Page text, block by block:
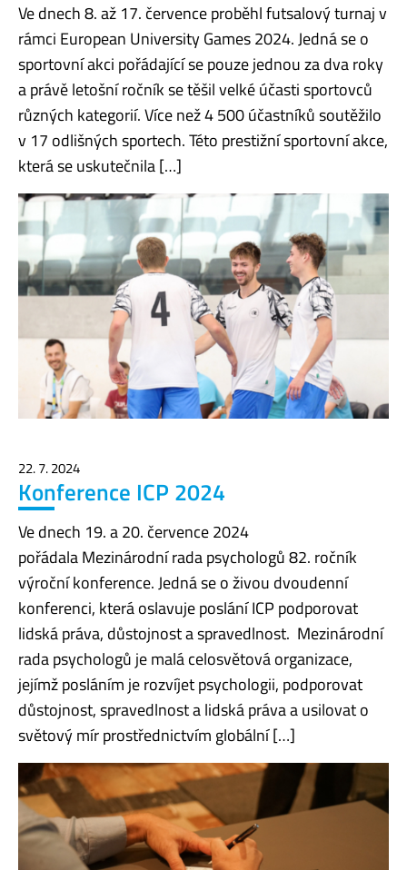
Ve dnech 8. až 17. července proběhl futsalový turnaj v
rámci European University Games 2024. Jedná se o
sportovní akci pořádající se pouze jednou za dva roky
a právě letošní ročník se těšil velké účasti sportovců
různých kategorií. Více než 4 500 účastníků soutěžilo
v 17 odlišných sportech. Této prestižní sportovní akce,
která se uskutečnila […]
22. 7. 2024
Konference ICP 2024
Ve dnech 19. a 20. července 2024
pořádala Mezinárodní rada psychologů 82. ročník
výroční konference. Jedná se o živou dvoudenní
konferenci, která oslavuje poslání ICP podporovat
lidská práva, důstojnost a spravedlnost. Mezinárodní
rada psychologů je malá celosvětová organizace,
jejímž posláním je rozvíjet psychologii, podporovat
důstojnost, spravedlnost a lidská práva a usilovat o
světový mír prostřednictvím globální […]